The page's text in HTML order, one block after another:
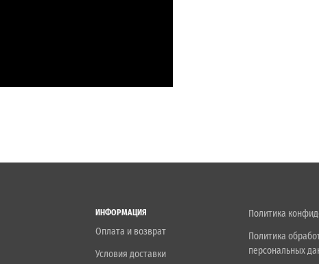
ИНФОРМАЦИЯ
Оплата и возврат
Условия доставки
Политика
Политика
персональных